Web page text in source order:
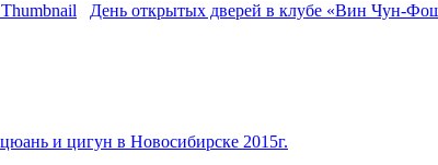
День открытых дверей в клубе «Вин Чун-
и цигун в Новосибирске 2015г.